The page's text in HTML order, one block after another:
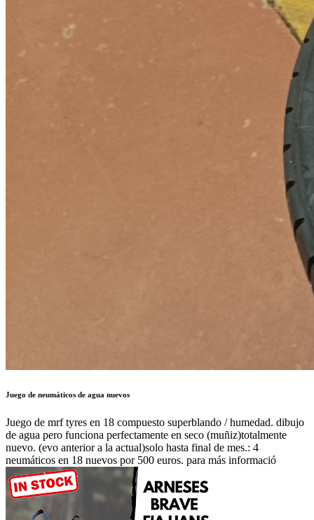
de agua pero funciona perfectamente en seco (muñiz)totalmente
nuevo. (evo anterior a la actual)solo hasta final de mes.: 4
neumáticos en 18 nuevos por 500 euros. para más informació